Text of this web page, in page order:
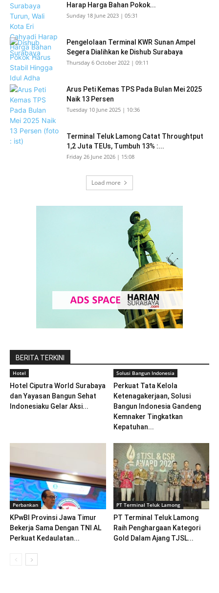
Harap Harga Bahan Pokok...
Sunday 18 June 2023 | 05:31
Pengelolaan Terminal KWR Sunan Ampel
Segera Dialihkan ke Dishub Surabaya
Thursday 6 October 2022 | 09:11
Arus Peti Kemas TPS Pada Bulan Mei 2025
Naik 13 Persen
Tuesday 10 June 2025 | 10:36
Terminal Teluk Lamong Catat Throughtput
1,2 Juta TEUs, Tumbuh 13% :...
Friday 26 June 2026 | 15:08
Load more
BERITA TERKINI
Hotel
Hotel Ciputra World Surabaya
dan Yayasan Bangun Sehat
Indonesiaku Gelar Aksi...
Solusi Bangun Indonesia
Perkuat Tata Kelola
Ketenagakerjaan, Solusi
Bangun Indonesia Gandeng
Kemnaker Tingkatkan
Kepatuhan...
Perbankan
KPwBI Provinsi Jawa Timur
Bekerja Sama Dengan TNI AL
Perkuat Kedaulatan...
PT Terminal Teluk Lamong
PT Terminal Teluk Lamong
Raih Penghargaan Kategori
Gold Dalam Ajang TJSL...